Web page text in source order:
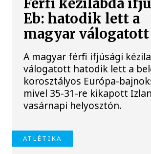
Férfi kézilabda
Eb: hatodik lett a
magyar válogatott
A magyar férfi ifjúsági
válogatott hatodik lett a
korosztályos Európa-
mivel 35-31-re kikapott
vasárnapi helyosztón.
ATLÉTIKA